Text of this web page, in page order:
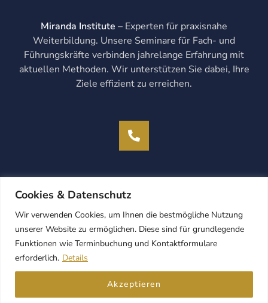
Cookies & Datenschutz
Wir verwenden Cookies, um Ihnen die bestmögliche Nutzung
unserer Website zu ermöglichen. Diese sind für grundlegende
Funktionen wie Terminbuchung und Kontaktformulare
erforderlich. Details
Akzeptieren
Miranda Institute – Experten für praxisnahe
Weiterbildung. Unsere Seminare für Fach- und
Führungskräfte verbinden jahrelange Erfahrung mit
aktuellen Methoden. Wir unterstützen Sie dabei, Ihre
Ziele effizient zu erreichen.
Copyright © 2020 – 2026 Miranda Institute (eine Marke
MBI Business Innovation Consulting GmbH